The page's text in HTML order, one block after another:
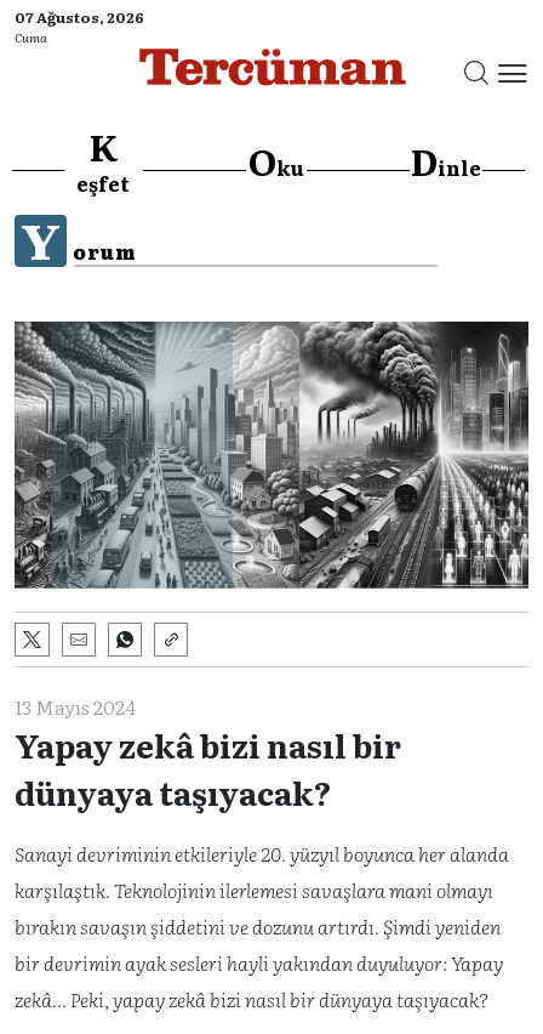
07 Ağustos, 2026
Cuma
K
eşfet Oku Dinle
Y orum
13 Mayıs 2024
Yapay zekâ bizi nasıl bir
dünyaya taşıyacak?
Sanayi devriminin etkileriyle 20. yüzyıl boyunca her alanda
karşılaştık. Teknolojinin ilerlemesi savaşlara mani olmayı
bırakın savaşın şiddetini ve dozunu artırdı. Şimdi yeniden
bir devrimin ayak sesleri hayli yakından duyuluyor: Yapay
zekâ... Peki, yapay zekâ bizi nasıl bir dünyaya taşıyacak?